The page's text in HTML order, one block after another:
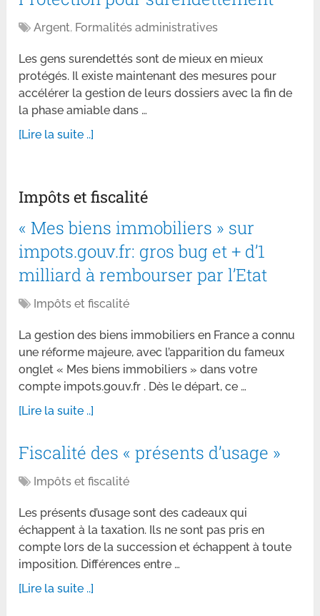
Argent, Formalités administratives
Les gens surendettés sont de mieux en mieux
protégés. Il existe maintenant des mesures pour
accélérer la gestion de leurs dossiers avec la fin de
la phase amiable dans …
[Lire la suite ..]
Impôts et fiscalité
« Mes biens immobiliers » sur
impots.gouv.fr: gros bug et + d’1
milliard à rembourser par l’Etat
Impôts et fiscalité
La gestion des biens immobiliers en France a connu
une réforme majeure, avec l’apparition du fameux
onglet « Mes biens immobiliers » dans votre
compte impots.gouv.fr . Dès le départ, ce …
[Lire la suite ..]
Fiscalité des « présents d’usage »
Impôts et fiscalité
Les présents d’usage sont des cadeaux qui
échappent à la taxation. Ils ne sont pas pris en
compte lors de la succession et échappent à toute
imposition. Différences entre …
[Lire la suite ..]